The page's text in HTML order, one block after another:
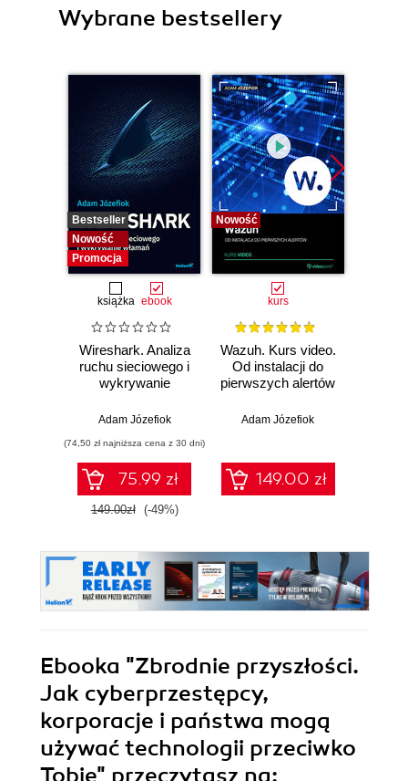
Wybrane bestsellery
Bestseller
Nowość
Promocja
książka ebook
Wireshark. Analiza
ruchu sieciowego i
wykrywanie
Adam Józefiok
(74,50 zł najniższa cena z 30 dni)
75.99 zł
149.00zł (-49%)
Nowość
kurs
Wazuh. Kurs video.
Od instalacji do
pierwszych alertów
Adam Józefiok
149.00 zł
Ebooka "Zbrodnie przyszłości.
Jak cyberprzestępcy,
korporacje i państwa mogą
używać technologii przeciwko